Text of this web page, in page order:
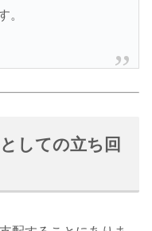
。
しての立ち回